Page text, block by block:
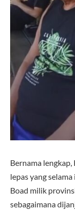
Bernama
lepas yang
Boad milik
sebagaimana